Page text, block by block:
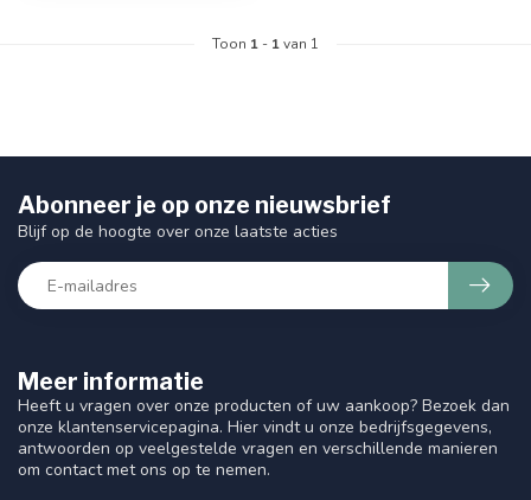
Toon 1 - 1van 1
Meer informatie
Heeft u vragen over onze producten of uw aankoop? Bezoek dan
onze klantenservicepagina. Hier vindt u onze bedrijfsgegevens,
antwoorden op veelgestelde vragen en verschillende manieren
om contact met ons op te nemen.
Abonneer je op onze nieuwsbrief
Blijf op de hoogte over onze laatste acties